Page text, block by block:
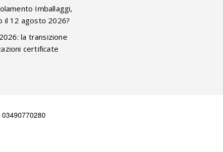
Imballaggi,
il 12 agosto 2026?
la transizione
certificate